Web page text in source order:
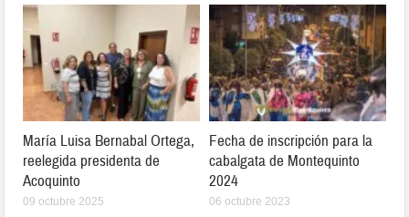
María Luisa Bernabal Ortega,
reelegida presidenta de
Acoquinto
09 octubre 2025
Fecha de inscripción para la
cabalgata de Montequinto
2024
06 octubre 2023